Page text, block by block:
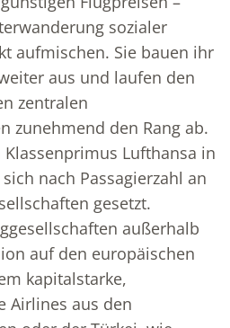
sozialer
aufmischen. Sie bauen ihr
aus und laufen den
zentralen
zunehmend den Rang ab.
Klassenprimus Lufthansa in
nach Passagierzahl an
gesetzt.
außerhalb
auf den europäischen
kapitalstarke,
Airlines aus den